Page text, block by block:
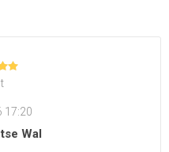
17:20
Wal